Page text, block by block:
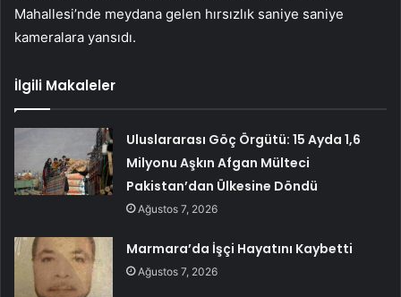
Mahallesi’nde meydana gelen hırsızlık saniye saniye
kameralara yansıdı.
İlgili Makaleler
Uluslararası Göç Örgütü: 15 Ayda 1,6
Milyonu Aşkın Afgan Mülteci
Pakistan’dan Ülkesine Döndü
Ağustos 7, 2026
Marmara’da İşçi Hayatını Kaybetti
Ağustos 7, 2026